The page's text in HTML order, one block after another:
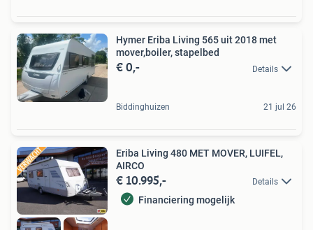
Hymer Eriba Living 565 uit 2018 met
mover,boiler, stapelbed
€ 0,- Details
Biddinghuizen 21 jul 26
Eriba Living 480 MET MOVER, LUIFEL,
AIRCO
€ 10.995,- Details
Financiering mogelijk